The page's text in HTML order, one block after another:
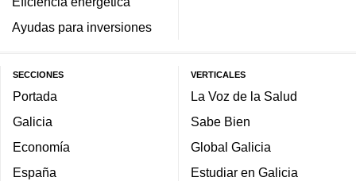
Ayudas para inversiones
SECCIONES
Portada
Galicia
Economía
España
VERTICALES
La Voz de la Salud
Sabe Bien
Global Galicia
Estudiar en Galicia